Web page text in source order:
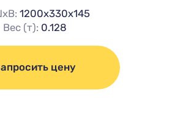
1200х330х145
Вес (т): 0.128
цену